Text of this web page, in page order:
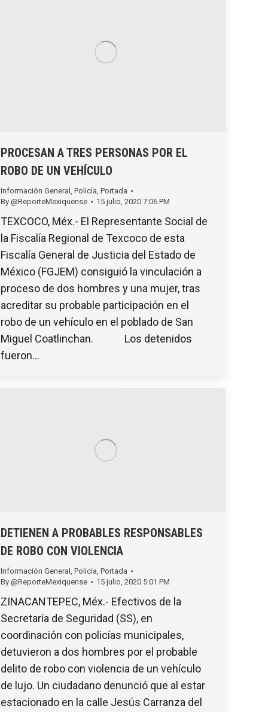
PROCESAN A TRES PERSONAS POR EL
ROBO DE UN VEHÍCULO
Información General , Policía, Portada
By @ReporteMexiquense 15 julio, 2020 7:06 PM
TEXCOCO, Méx.- El Representante Social de
la Fiscalía Regional de Texcoco de esta
Fiscalía General de Justicia del Estado de
México (FGJEM) consiguió la vinculación a
proceso de dos hombres y una mujer, tras
acreditar su probable participación en el
robo de un vehículo en el poblado de San
Miguel Coatlinchan. Los detenidos
fueron…
DETIENEN A PROBABLES RESPONSABLES
DE ROBO CON VIOLENCIA
Información General , Policía, Portada
By @ReporteMexiquense 15 julio, 2020 5:01 PM
ZINACANTEPEC, Méx.- Efectivos de la
Secretaría de Seguridad (SS), en
coordinación con policías municipales,
detuvieron a dos hombres por el probable
delito de robo con violencia de un vehículo
de lujo. Un ciudadano denunció que al estar
estacionado en la calle Jesús Carranza del